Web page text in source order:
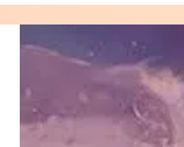
玉】
by
粥
中
國
小